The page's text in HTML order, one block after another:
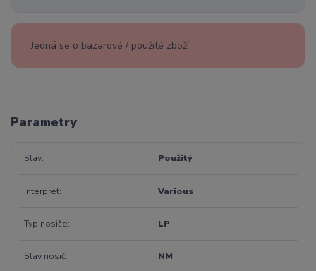
Jedná se o bazarové / použité zboží
Parametry
Stav Použitý
Interpret Various
Typ nosiče LP
Stav nosič NM